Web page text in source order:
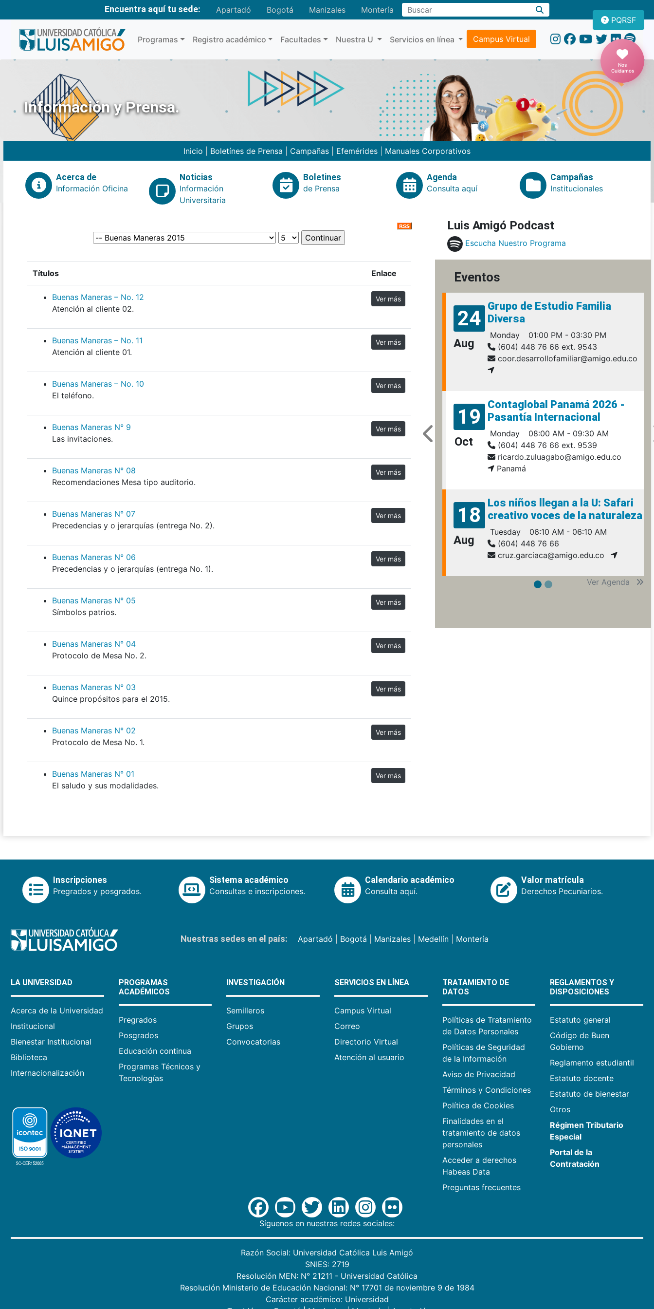
Encuentra aquí tu sede: Apartadó Bogotá Manizales MonteríaBuscar
Programas Registro académico Facultades Nuestra U Servicios en línea Campus Virtual
PQRSF
Nos
Cuidamos
Información y Prensa.
Inicio Boletínes de Prensa Campañas Efemérides Manuales Corporativos
Acerca de
Información Oficina
Noticias
Información
Universitaria
Boletines
de Prensa
Agenda
Consulta aquí
Campañas
Institucionales
Títulos Enlace
Buenas Maneras – No. 12
Atención al cliente 02.
Ver más
Buenas Maneras – No. 11
Atención al cliente 01.
Ver más
Buenas Maneras – No. 10
El teléfono.
Ver más
Buenas Maneras N° 9
Las invitaciones.
Ver más
Buenas Maneras N° 08
Recomendaciones Mesa tipo auditorio.
Ver más
Buenas Maneras N° 07
Precedencias y o jerarquías (entrega No. 2).
Ver más
Buenas Maneras N° 06
Precedencias y o jerarquías (entrega No. 1).
Ver más
Buenas Maneras N° 05
Símbolos patrios.
Ver más
Buenas Maneras N° 04
Protocolo de Mesa No. 2.
Ver más
Buenas Maneras N° 03
Quince propósitos para el 2015.
Ver más
Buenas Maneras N° 02
Protocolo de Mesa No. 1.
Ver más
Buenas Maneras N° 01
El saludo y sus modalidades.
Ver más
Luis Amigó Podcast
Escucha Nuestro Programa
Eventos
24
Aug
Grupo de Estudio Familia
Diversa
Monday
01:00 PM - 03:30 PM
(604) 448 76 66 ext. 9543
coor.desarrollofamiliar@amigo.edu.co
19
Oct
Contaglobal Panamá 2026 -
Pasantía Internacional
Monday
08:00 AM - 09:30 AM
(604) 448 76 66 ext. 9539
ricardo.zuluagabo@amigo.edu.co
Panamá
18
Aug
Los niños llegan a la U: Safari
creativo voces de la naturaleza
Tuesday
06:10 AM - 06:10 AM
(604) 448 76 66
cruz.garciaca@amigo.edu.co
Ver Agenda
Inscripciones
Pregrados y posgrados.
Sistema académico
Consultas e inscripciones.
Calendario académico
Consulta aquí.
Valor matrícula
Derechos Pecuniarios.
Nuestras sedes en el país: Apartadó Bogotá Manizales| Medellín| Montería
LA UNIVERSIDAD
Acerca de la Universidad
Institucional
Bienestar Institucional
Biblioteca
Internacionalización
PROGRAMAS
ACADÉMICOS
Pregrados
Posgrados
Educación continua
Programas Técnicos y
Tecnologías
INVESTIGACIÓN
Semilleros
Grupos
Convocatorias
SERVICIOS EN LÍNEA
Campus Virtual
Correo
Directorio Virtual
Atención al usuario
TRATAMIENTO DE
DATOS
Políticas de Tratamiento
de Datos Personales
Políticas de Seguridad
de la Información
Aviso de Privacidad
Términos y Condiciones
Política de Cookies
Finalidades en el
tratamiento de datos
personales
Acceder a derechos
Habeas Data
Preguntas frecuentes
REGLAMENTOS Y
DISPOSICIONES
Estatuto general
Código de Buen
Gobierno
Reglamento estudiantil
Estatuto docente
Estatuto de bienestar
Otros
Régimen Tributario
Especial
Portal de la
Contratación
Síguenos en nuestras redes sociales:
Razón Social: Universidad Católica Luis Amigó
SNIES: 2719
Resolución MEN: N° 21211 - Universidad Católica
Resolución Ministerio de Educación Nacional: N° 17701 de noviembre 9 de 1984
Carácter académico: Universidad